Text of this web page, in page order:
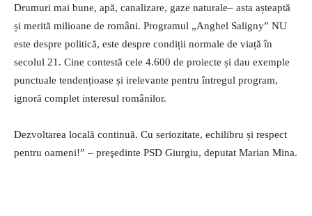
Drumuri mai bune, apă, canalizare, gaze naturale– asta așteaptă
și merită milioane de români. Programul „Anghel Saligny” NU
este despre politică, este despre condiții normale de viață în
secolul 21. Cine contestă cele 4.600 de proiecte și dau exemple
punctuale tendențioase și irelevante pentru întregul program,
ignoră complet interesul românilor.
Dezvoltarea locală continuă. Cu seriozitate, echilibru și respect
pentru oameni!” – preşedinte PSD Giurgiu, deputat Marian Mina.